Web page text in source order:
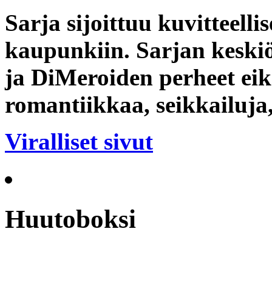
Sarja sijoittuu
kaupunkiin. Sarjan
ja DiMeroiden perheet
romantiikkaa,
Viralliset sivut
Huutoboksi